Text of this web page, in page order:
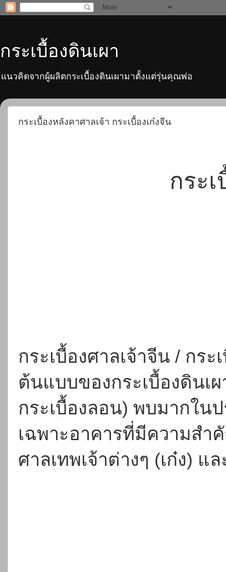
กระเบื้องดินเผา
แนวคิดจากผู้ผลิตกระเบื้องดินเผามาตั้งแต่รุ่นคุณพ่อ
กระเบื้องหลังคาศาลเจ้า กระเบื้องเก๋งจีน
กระ
กระเบื้องศาลเจ้าจีน / กร
ต้นแบบของกระเบื้องดินเ
กระเบื้องลอน) พบมากใน
เฉพาะอาคารที่มีความส
ศาลเทพเจ้าต่างๆ (เก๋ง)